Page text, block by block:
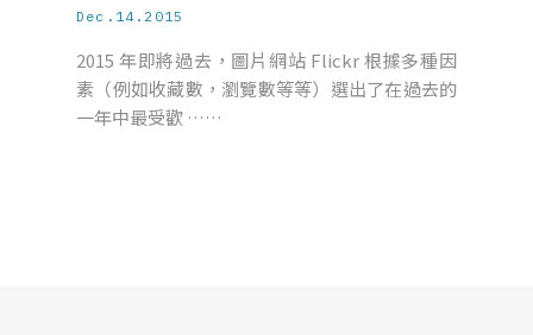
Dec.14.2015
2015 年即將過去，圖片網站 Flickr 根據多種因
素（例如收藏數，瀏覽數等等）選出了在過去的
一年中最受歡 ……